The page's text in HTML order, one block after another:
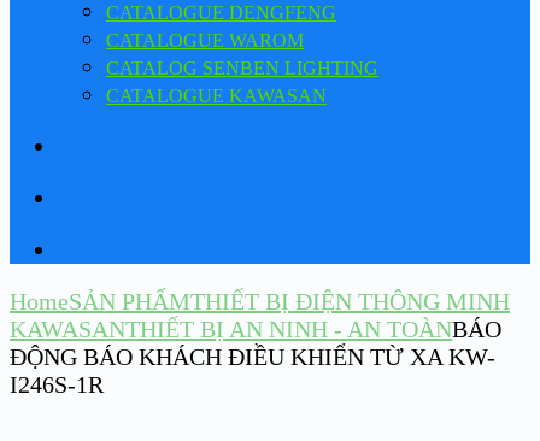
CATALOGUE DENGFENG
CATALOGUE WAROM
CATALOG SENBEN LIGHTING
CATALOGUE KAWASAN
HomeSẢN PHẨMTHIẾT BỊ ĐIỆN THÔNG MINH
KAWASANTHIẾT BỊ AN NINH - AN TOÀNBÁO
ĐỘNG BÁO KHÁCH ĐIỀU KHIỂN TỪ XA KW-
I246S-1R